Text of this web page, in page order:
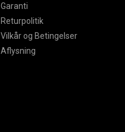
Garanti
Returpolitik
Vilkår og Betingelser
Aflysning